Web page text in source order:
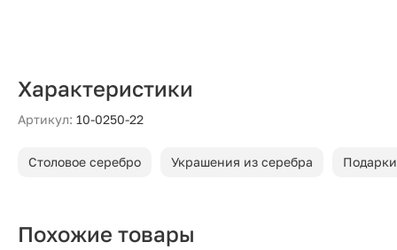
Характеристики
Артикул: 10-0250-22
Столовое серебро Украшения из серебра
Похожие товары